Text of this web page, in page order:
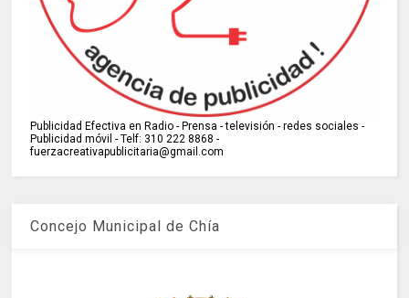
Publicidad Efectiva en Radio - Prensa - televisión - redes sociales -
Publicidad móvil - Telf: 310 222 8868 -
fuerzacreativapublicitaria@gmail.com
Concejo Municipal de Chía